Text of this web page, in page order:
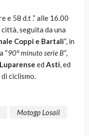
e 58 d.t .” alle 16.00
seguita da una
Coppi e Bartali“, in
“90° minuto serie B“,
Luparense ed Asti, ed
ciclismo.
Motogp Losail